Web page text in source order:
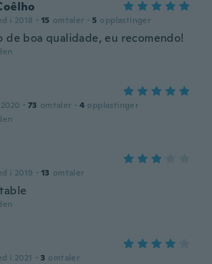
i 2018 · 15 omtaler · 5 opplastinger
de boa qualidade, eu recomendo!
· 73 omtaler · 4 opplastinger
i 2019 · 13 omtaler
i 2021 · 3 omtaler